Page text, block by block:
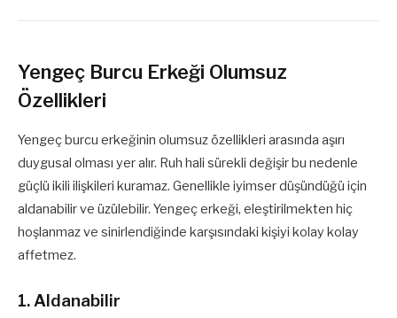
Yengeç Burcu Erkeği Olumsuz
Özellikleri
Yengeç burcu erkeğinin olumsuz özellikleri arasında aşırı
duygusal olması yer alır. Ruh hali sürekli değişir bu nedenle
güçlü ikili ilişkileri kuramaz. Genellikle iyimser düşündüğü için
aldanabilir ve üzülebilir. Yengeç erkeği, eleştirilmekten hiç
hoşlanmaz ve sinirlendiğinde karşısındaki kişiyi kolay kolay
affetmez.
1. Aldanabilir